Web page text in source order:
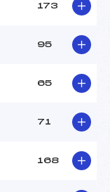
173
95
65
71
168